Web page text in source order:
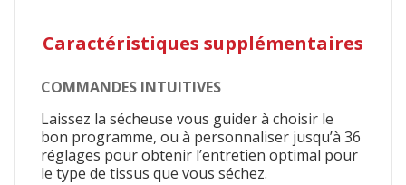
Caractéristiques supplémentaires
COMMANDES INTUITIVES
Laissez la sécheuse vous guider à choisir le
bon programme, ou à personnaliser jusqu’à 36
réglages pour obtenir l’entretien optimal pour
le type de tissus que vous séchez.